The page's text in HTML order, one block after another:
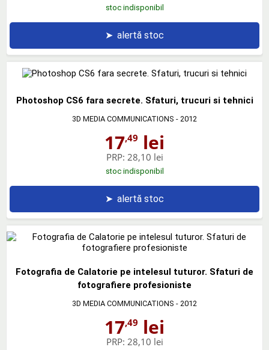
stoc indisponibil
➤ alertă stoc
Photoshop CS6 fara secrete. Sfaturi, trucuri si tehnici
3D MEDIA COMMUNICATIONS - 2012
17,49 lei
PRP: 28,10 lei
stoc indisponibil
➤ alertă stoc
Fotografia de Calatorie pe intelesul tuturor. Sfaturi de
fotografiere profesioniste
3D MEDIA COMMUNICATIONS - 2012
17,49 lei
PRP: 28,10 lei